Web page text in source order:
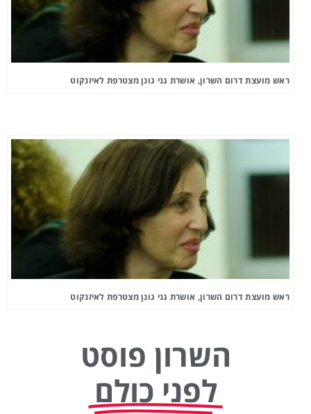
ראש מועצת דרום השרון, אושרת גני גונן מצטרפת לאיזנקוט
ראש מועצת דרום השרון, אושרת גני גונן מצטרפת לאיזנקוט
השרון פוסט
לפני כולם